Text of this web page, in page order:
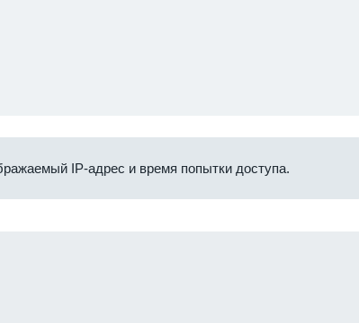
IP-адрес и время попытки доступа.